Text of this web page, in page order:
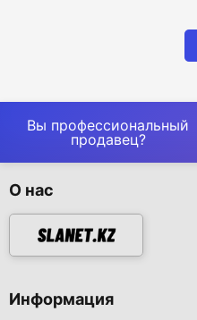
Вы профессиональный
продавец?
О нас
Информация